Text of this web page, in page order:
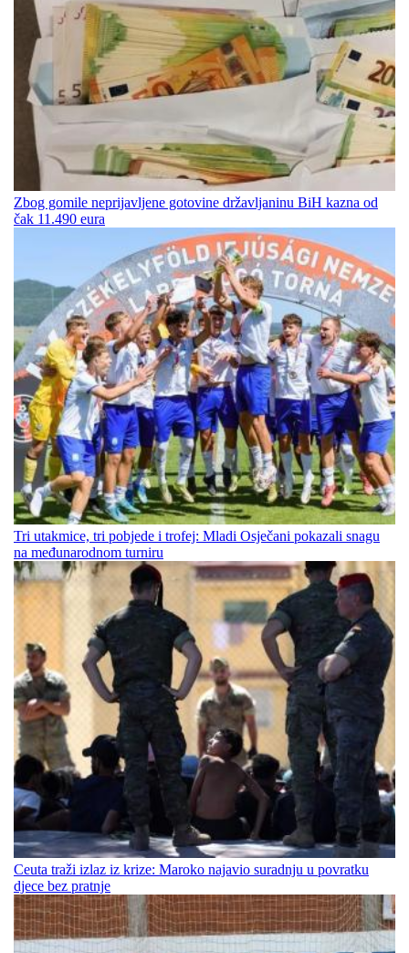
Zbog gomile neprijavljene gotovine državljaninu BiH kazna od
čak 11.490 eura
Tri utakmice, tri pobjede i trofej: Mladi Osječani pokazali snagu
na međunarodnom turniru
Ceuta traži izlaz iz krize: Maroko najavio suradnju u povratku
djece bez pratnje